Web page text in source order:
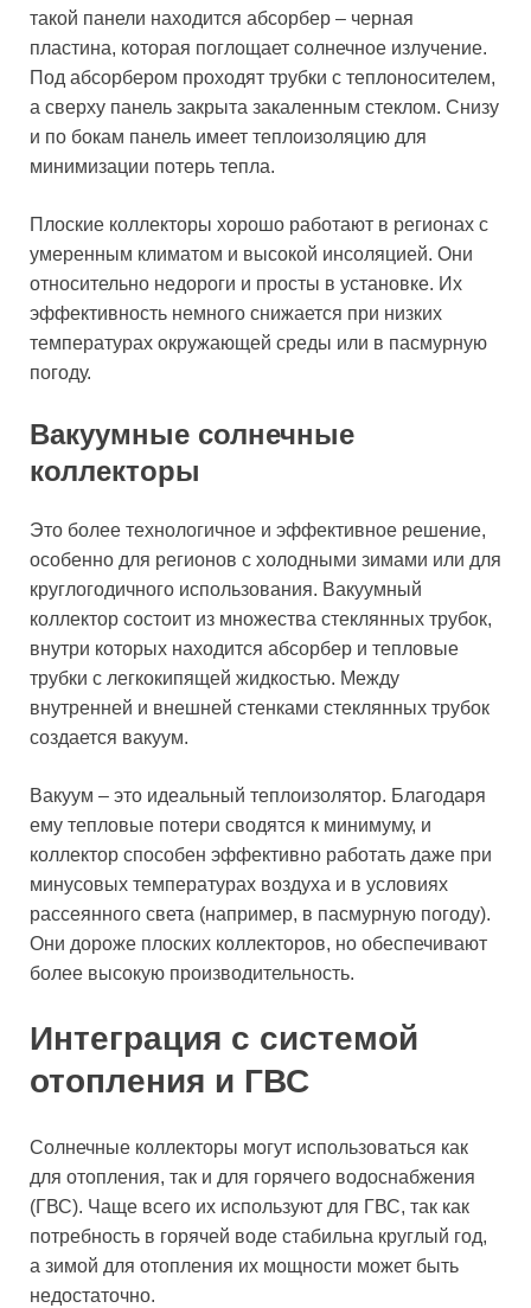
такой панели находится абсорбер – черная
пластина, которая поглощает солнечное излучение.
Под абсорбером проходят трубки с теплоносителем,
а сверху панель закрыта закаленным стеклом. Снизу
и по бокам панель имеет теплоизоляцию для
минимизации потерь тепла.
Плоские коллекторы хорошо работают в регионах с
умеренным климатом и высокой инсоляцией. Они
относительно недороги и просты в установке. Их
эффективность немного снижается при низких
температурах окружающей среды или в пасмурную
погоду.
Вакуумные солнечные
коллекторы
Это более технологичное и эффективное решение,
особенно для регионов с холодными зимами или для
круглогодичного использования. Вакуумный
коллектор состоит из множества стеклянных трубок,
внутри которых находится абсорбер и тепловые
трубки с легкокипящей жидкостью. Между
внутренней и внешней стенками стеклянных трубок
создается вакуум.
Вакуум – это идеальный теплоизолятор. Благодаря
ему тепловые потери сводятся к минимуму, и
коллектор способен эффективно работать даже при
минусовых температурах воздуха и в условиях
рассеянного света (например, в пасмурную погоду).
Они дороже плоских коллекторов, но обеспечивают
более высокую производительность.
Интеграция с системой
отопления и ГВС
Солнечные коллекторы могут использоваться как
для отопления, так и для горячего водоснабжения
(ГВС). Чаще всего их используют для ГВС, так как
потребность в горячей воде стабильна круглый год,
а зимой для отопления их мощности может быть
недостаточно.